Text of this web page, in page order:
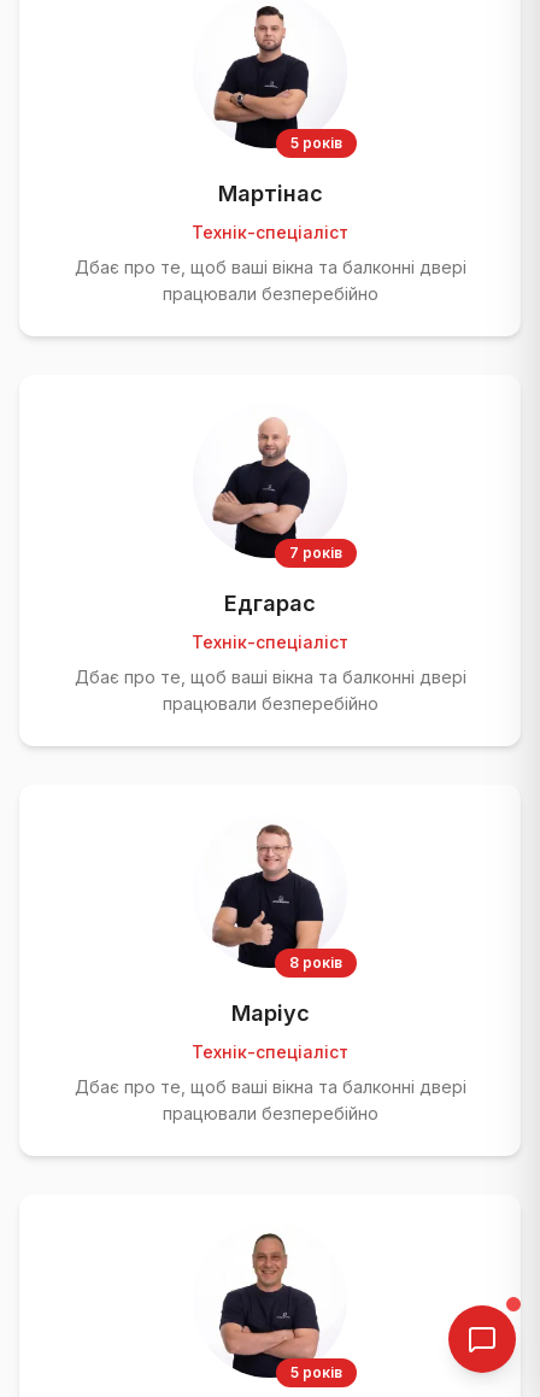
5 років
Мартінас
Технік-спеціаліст
Дбає про те, щоб ваші вікна та балконні двері
працювали безперебійно
7 років
Едгарас
Технік-спеціаліст
Дбає про те, щоб ваші вікна та балконні двері
працювали безперебійно
8 років
Маріус
Технік-спеціаліст
Дбає про те, щоб ваші вікна та балконні двері
працювали безперебійно
5 років